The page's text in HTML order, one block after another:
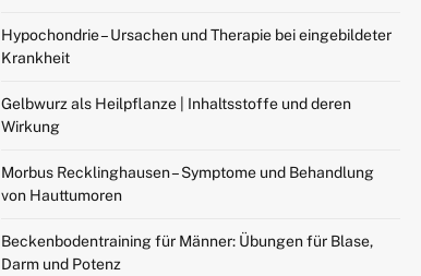
Hypochondrie – Ursachen und Therapie bei eingebildeter
Krankheit
Gelbwurz als Heilpflanze | Inhaltsstoffe und deren
Wirkung
Morbus Recklinghausen – Symptome und Behandlung
von Hauttumoren
Beckenbodentraining für Männer: Übungen für Blase,
Darm und Potenz